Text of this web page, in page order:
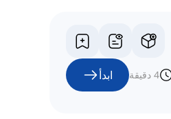
4 دقيقة ابدأ